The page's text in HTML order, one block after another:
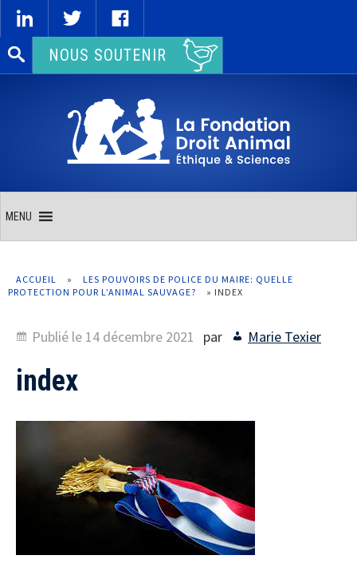
Rechercher :NOUS SOUTENIR
MENU
ACCUEIL »
LES POUVOIRS DE POLICE DU MAIRE: QUELLE
PROTECTION POUR L’ANIMAL SAUVAGE?
» INDEX
Publié le 14 décembre 2021 par Marie Texier
index